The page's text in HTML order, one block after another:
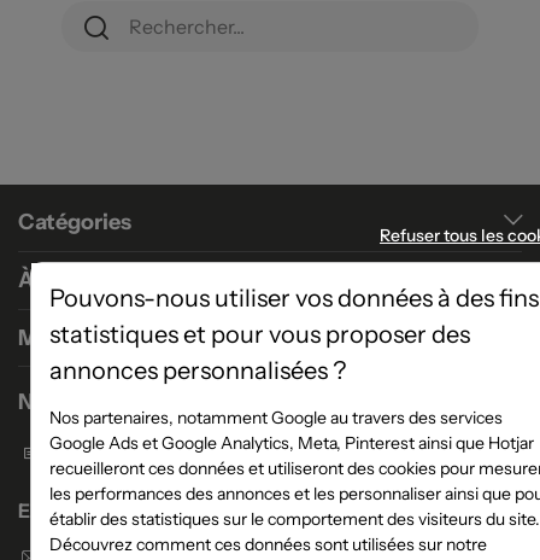
Catégories
À propos
Magasins
Nous contacter
Formulaire de contact
Enseigne Atlas Home
Refuser tous les
Pouvons-nous utiliser vos données à des fins
statistiques et pour vous proposer des
annonces personnalisées ?
Nos partenaires, notamment Google au travers des services
Google Ads et Google Analytics, Meta, Pinterest ainsi que Hotjar
recueilleront ces données et utiliseront des cookies pour
les performances des annonces et les personnaliser ainsi que
établir des statistiques sur le comportement des visiteurs du site.
Découvrez comment ces données sont utilisées sur notre